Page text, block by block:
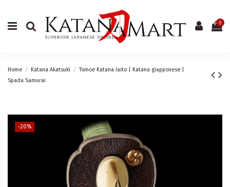
0
Home Katana Akatsuki
Tomoe Katana Iaito | Katana giapponese |
Spada Samurai
-20%